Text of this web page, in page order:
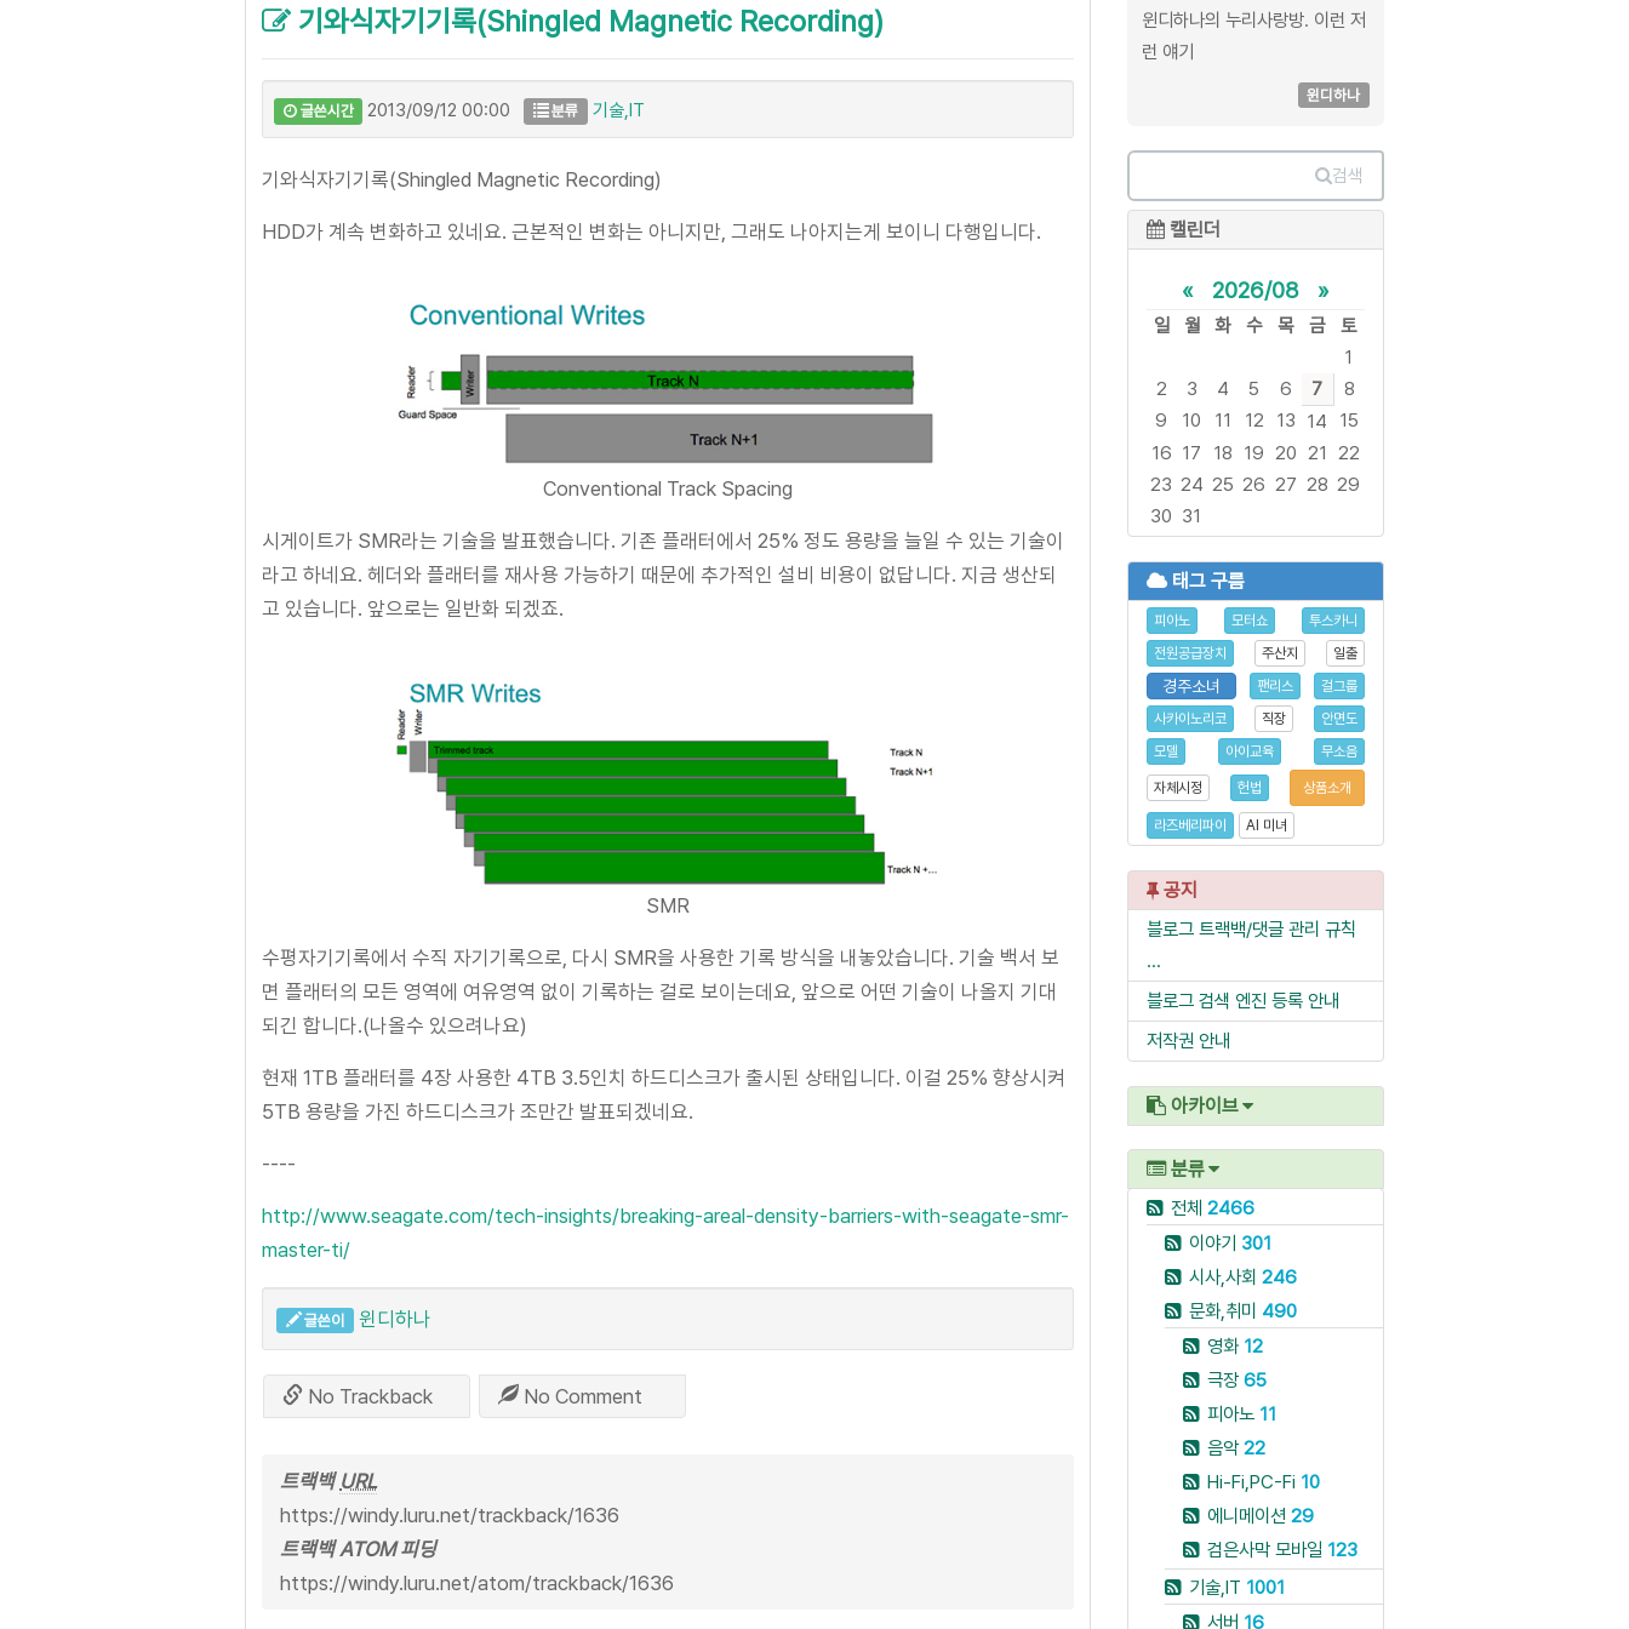
기와식자기기록(Shingled Magnetic Recording)
글쓴시간 2013/09/12 00:00 분류 기술,IT
기와식자기기록(Shingled Magnetic Recording)
HDD가 계속 변화하고 있네요. 근본적인 변화는 아니지만, 그래도 나아지는게 보이니 다행입니다.
Conventional Track Spacing
시게이트가 SMR라는 기술을 발표했습니다. 기존 플래터에서 25% 정도 용량을 늘일 수 있는 기술이
라고 하네요. 헤더와 플래터를 재사용 가능하기 때문에 추가적인 설비 비용이 없답니다. 지금 생산되
고 있습니다. 앞으로는 일반화 되겠죠.
SMR
수평자기기록에서 수직 자기기록으로, 다시 SMR을 사용한 기록 방식을 내놓았습니다. 기술 백서 보
면 플래터의 모든 영역에 여유영역 없이 기록하는 걸로 보이는데요, 앞으로 어떤 기술이 나올지 기대
되긴 합니다.(나올수 있으려나요)
현재 1TB 플래터를 4장 사용한 4TB 3.5인치 하드디스크가 출시된 상태입니다. 이걸 25% 향상시켜
5TB 용량을 가진 하드디스크가 조만간 발표되겠네요.
----
http://www.seagate.com/tech-insights/breaking-areal-density-barriers-with-seagate-smr-
master-ti/
글쓴이 윈디하나
No Trackback No Comment
트랙백 URL
https://windy.luru.net/trackback/1636
트랙백 ATOM 피딩
https://windy.luru.net/atom/trackback/1636
윈디하나의 누리사랑방. 이런 저
런 얘기
윈디하나
검색
캘린더
« 2026/08 »
일 월 화 수 목 금
토
1
2
3 4 5 6 7
8
9
10 11 12 13 14
15
16 17 18 19 20 21
22
23 24 25 26 27 28 29
30 31
태그 구름
피아노 모터쇼
투스카니
전원공급장치
주산지 일출
경주소녀 팬리스
걸그룹
사카이노리코
직장
안면도
모델
아이교육 무소음
자체시정 헌법 상품소개
라즈베리파이 AI 미녀
공지
블로그 트랙백/댓글 관리 규칙
...
블로그 검색 엔진 등록 안내
저작권 안내
아카이브
분류
전체 2466
이야기 301
시사,사회 246
문화,취미 490
영화 12
극장65
피아노 11
음악22
Hi-Fi,PC-Fi 10
에니메이션 29
검은사막 모바일 123
기술,IT 1001
서버 16